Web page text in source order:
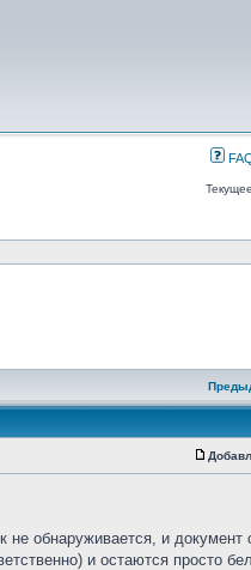
обнаруживается, и документ
и остаются просто